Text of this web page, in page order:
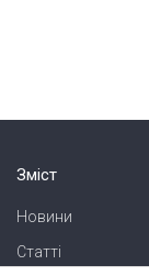
Зміст
Новини
Статті